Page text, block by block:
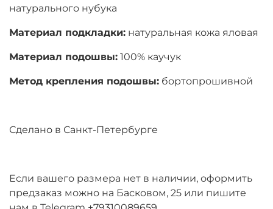
натурального нубука
Материал подкладки: натуральная кожа яловая
Материал подошвы: 100% каучук
Метод крепления подошвы: бортопрошивной
Сделано в Санкт-Петербурге
Если вашего размера нет в наличии, оформить
предзаказ можно на Басковом, 25 или пишите